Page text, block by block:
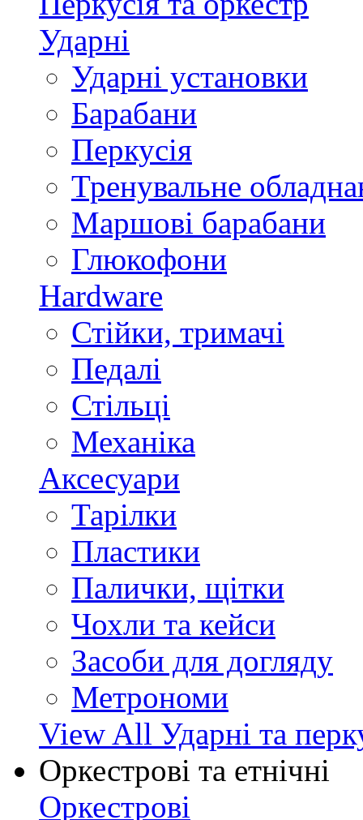
Ударні
Ударні установки
Барабани
Перкусія
Тренувальне
Маршові барабани
Глюкофони
Hardware
Стійки, тримачі
Педалі
Стільці
Механіка
Аксесуари
Тарілки
Пластики
Палички, щітки
Чохли та кейси
Засоби для догляду
Метрономи
View All Ударні та
Оркестрові та етнічні
Оркестрові